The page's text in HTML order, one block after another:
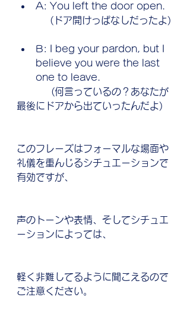
A: You left the door open.
(ドア開けっぱなしだったよ)
B: I beg your pardon, but I
believe you were the last
one to leave.
(何言っているの？あなたが
最後にドアから出ていったんだよ)
このフレーズはフォーマルな場面や
礼儀を重んじるシチュエーションで
有効ですが、
声のトーンや表情、そしてシチュエ
ーションによっては、
軽く非難してるように聞こえるので
ご注意ください。